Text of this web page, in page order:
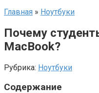
Главная » Ноутбуки
Почему
MacBook?
Рубрика: Ноутбуки
Содержание